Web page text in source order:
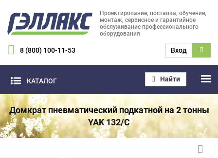
Проектирование, поставка, обучение,
монтаж, сервисное и гарантийное
обслуживание профессионального
оборудования
8 (800) 100-11-53 Вход
КАТАЛОГ Найти
Домкрат пневматический подкатной на 2 тонны
YAK 132/C